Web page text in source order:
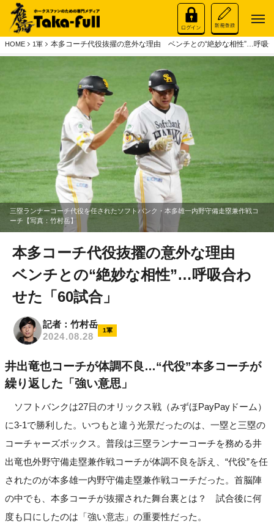
HOME 1軍 本多コーチ代役抜擢の意外な理由 ベンチとの“絶妙な相性”…呼吸
三塁ランナーコーチ代役を任されたソフトバンク・本多雄一内野守備走塁兼作戦コ
ーチ【写真：竹村岳】
本多コーチ代役抜擢の意外な理由
ベンチとの“絶妙な相性”…呼吸合わ
せた「60試合」
記者：竹村岳
2024.08.28
1軍
井出竜也コーチが体調不良…“代役”本多コーチが
繰り返した「強い意思」
ソフトバンクは27日のオリックス戦（みずほPayPayドーム）
に3-1で勝利した。いつもと違う光景だったのは、一塁と三塁の
コーチャーズボックス。普段は三塁ランナーコーチを務める井
出竜也外野守備走塁兼作戦コーチが体調不良を訴え、“代役”を任
されたのが本多雄一内野守備走塁兼作戦コーチだった。首脳陣
の中でも、本多コーチが抜擢された舞台裏とは？ 試合後に何
度も口にしたのは「強い意志」の重要性だった。